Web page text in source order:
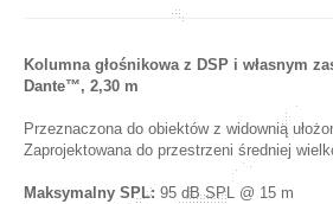
Kolumna głośnikowa z DSP i własnym
Dante™, 2,30 m
Przeznaczona do obiektów z widownią
Zaprojektowana do przestrzeni średniej
Maksymalny SPL: 95 dB SPL @ 15 m